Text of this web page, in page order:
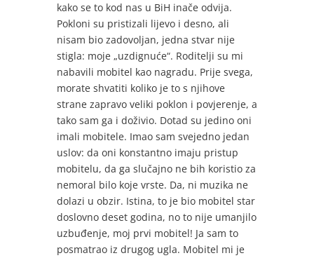
kako se to kod nas u BiH inače odvija.
Pokloni su pristizali lijevo i desno, ali
nisam bio zadovoljan, jedna stvar nije
stigla: moje „uzdignuće“. Roditelji su mi
nabavili mobitel kao nagradu. Prije svega,
morate shvatiti koliko je to s njihove
strane zapravo veliki poklon i povjerenje, a
tako sam ga i doživio. Dotad su jedino oni
imali mobitele. Imao sam svejedno jedan
uslov: da oni konstantno imaju pristup
mobitelu, da ga slučajno ne bih koristio za
nemoral bilo koje vrste. Da, ni muzika ne
dolazi u obzir. Istina, to je bio mobitel star
doslovno deset godina, no to nije umanjilo
uzbuđenje, moj prvi mobitel! Ja sam to
posmatrao iz drugog ugla. Mobitel mi je